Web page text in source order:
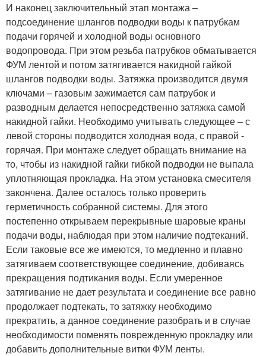
И наконец заключительный этап монтажа –
подсоединение шлангов подводки воды к патрубкам
подачи горячей и холодной воды основного
водопровода. При этом резьба патрубков обматывается
ФУМ лентой и потом затягивается накидной гайкой
шлангов подводки воды. Затяжка производится двумя
ключами – газовым зажимается сам патрубок и
разводным делается непосредственно затяжка самой
накидной гайки. Необходимо учитывать следующее – с
левой стороны подводится холодная вода, с правой -
горячая. При монтаже следует обращать внимание на
то, чтобы из накидной гайки гибкой подводки не выпала
уплотняющая прокладка. На этом установка смесителя
закончена. Далее осталось только проверить
герметичность собранной системы. Для этого
постепенно открываем перекрывные шаровые краны
подачи воды, наблюдая при этом наличие подтеканий.
Если таковые все же имеются, то медленно и плавно
затягиваем соответствующее соединение, добиваясь
прекращения подтикания воды. Если умеренное
затягивание не дает результата и соединение все равно
продолжает подтекать, то затяжку необходимо
прекратить, а данное соединение разобрать и в случае
необходимости поменять поврежденную прокладку или
добавить дополнительные витки ФУМ ленты.